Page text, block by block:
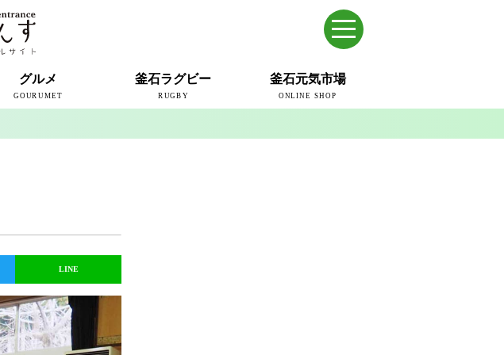
グルメ
GOURUMET
釜石ラグビー
RUGBY
釜石元気市場
ONLINE SHOP
LINE